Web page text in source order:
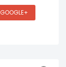
GOOGLE+